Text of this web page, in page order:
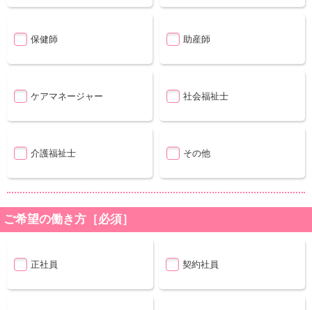
保健師 助産師
ケアマネージャー 社会福祉士
介護福祉士 その他
ご希望の働き方［必須］
正社員 契約社員